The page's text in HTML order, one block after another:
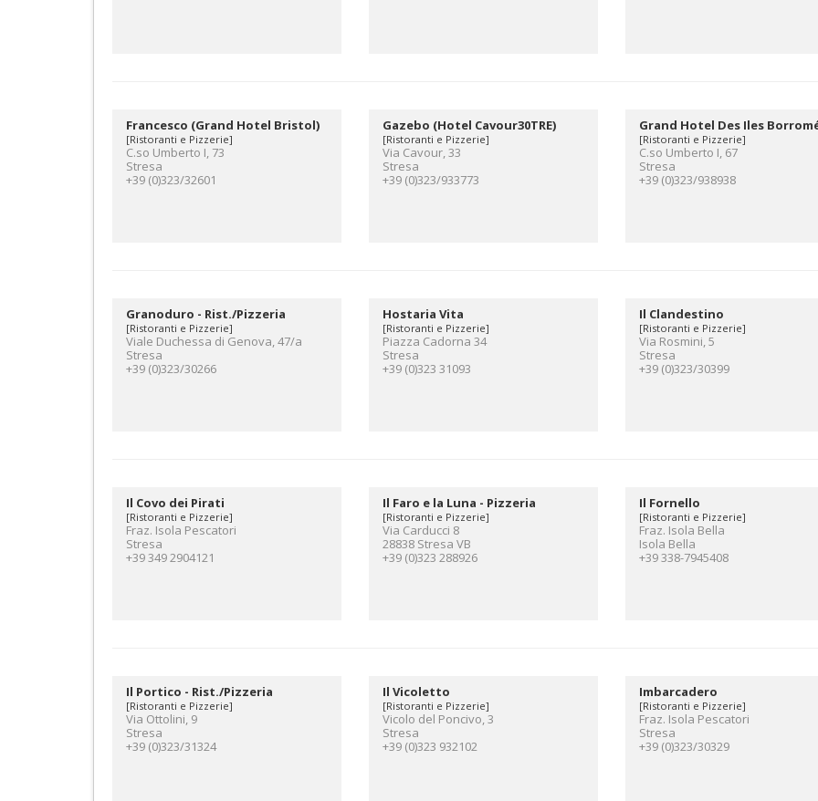
Francesco (Grand Hotel Bristol)
[Ristoranti e Pizzerie]
C.so Umberto I, 73
Stresa
+39 (0)323/32601
Gazebo (Hotel Cavour30TRE)
[Ristoranti e Pizzerie]
Via Cavour, 33
Stresa
+39 (0)323/933773
Grand Hotel Des Iles
[Ristoranti e Pizzerie]
C.so Umberto I, 67
Stresa
+39 (0)323/938938
Granoduro - Rist./Pizzeria
[Ristoranti e Pizzerie]
Viale Duchessa di Genova, 47/a
Stresa
+39 (0)323/30266
Hostaria Vita
[Ristoranti e Pizzerie]
Piazza Cadorna 34
Stresa
+39 (0)323 31093
Il Clandestino
[Ristoranti e Pizzerie]
Via Rosmini, 5
Stresa
+39 (0)323/30399
Il Covo dei Pirati
[Ristoranti e Pizzerie]
Fraz. Isola Pescatori
Stresa
+39 349 2904121
Il Faro e la Luna - Pizzeria
[Ristoranti e Pizzerie]
Via Carducci 8
28838 Stresa VB
+39 (0)323 288926
Il Fornello
[Ristoranti e Pizzerie]
Fraz. Isola Bella
Isola Bella
+39 338-7945408
Il Portico - Rist./Pizzeria
[Ristoranti e Pizzerie]
Via Ottolini, 9
Stresa
+39 (0)323/31324
Il Vicoletto
[Ristoranti e Pizzerie]
Vicolo del Poncivo, 3
Stresa
+39 (0)323 932102
Imbarcadero
[Ristoranti e Pizzerie]
Fraz. Isola Pescatori
Stresa
+39 (0)323/30329